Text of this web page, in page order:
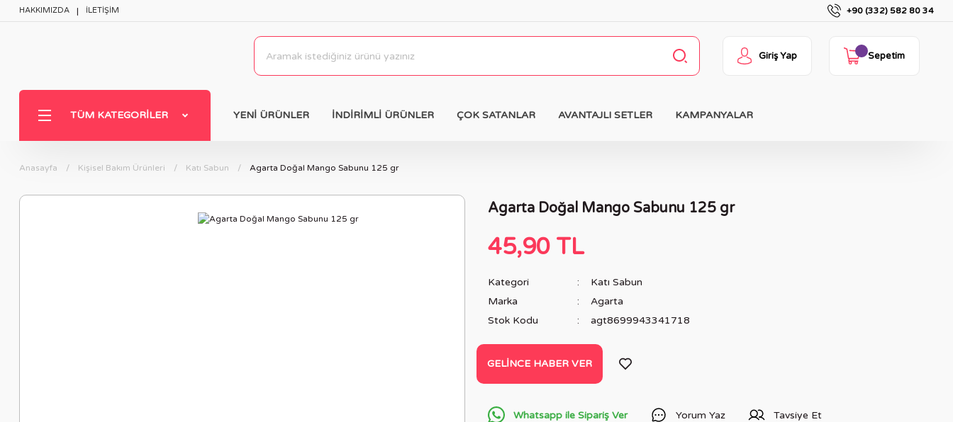
HAKKIMIZDA İLETİŞİM +90 (332) 582 80 34
Giriş Yap Sepetim
TÜM KATEGORILER YENİ ÜRÜNLER İNDİRİMLİ ÜRÜNLER ÇOK SATANLAR AVANTAJLI SETLER KAMPANYALAR
Anasayfa Kişisel Bakım Ürünleri Katı Sabun Agarta Doğal Mango Sabunu 125 gr
Agarta Doğal Mango Sabunu 125 gr
45,90 TL
Kategori
Katı Sabun
Marka
Agarta
Stok Kodu
agt8699943341718
GELINCE HABER VER
Whatsapp ile Sipariş Ver Yorum Yaz Tavsiye Et